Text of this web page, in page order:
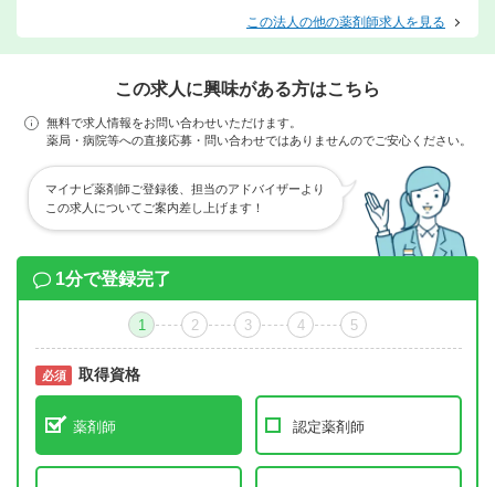
この法人の他の薬剤師求人を見る
この求人に興味がある方はこちら
無料で求人情報をお問い合わせいただけます。
薬局・病院等への直接応募・問い合わせではありませんのでご安心ください。
マイナビ薬剤師ご登録後、担当のアドバイザーより
この求人についてご案内差し上げます！
1分で登録完了
1 2 3 4 5
必須 取得資格
薬剤師 認定薬剤師